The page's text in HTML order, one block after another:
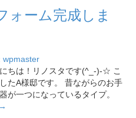
ーム完成しま
wpmaster
は！リノスタです(^_-)-☆ こ
たA様邸です。 昔ながらのお手
が一つになっているタイプ。
→